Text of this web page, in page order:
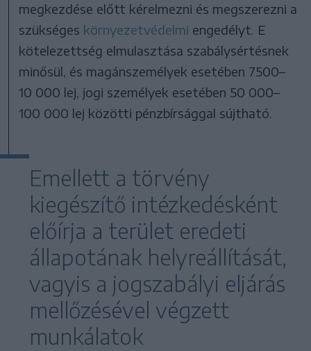
megkezdése előtt kérelmezni és megszerezni a
szükséges környezetvédelmi engedélyt. E
kötelezettség elmulasztása szabálysértésnek
minősül, és magánszemélyek esetében 7500–
10 000 lej, jogi személyek esetében 50 000–
100 000 lej közötti pénzbírsággal sújtható.
Emellett a törvény
kiegészítő intézkedésként
előírja a terület eredeti
állapotának helyreállítását,
vagyis a jogszabályi eljárás
mellőzésével végzett
munkálatok